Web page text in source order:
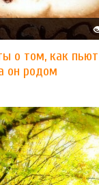
о том, как
он родом